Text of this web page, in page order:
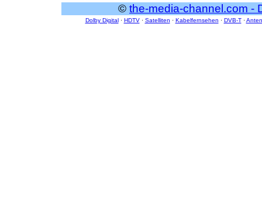
© the-media-channel.com -
Dolby Digital· HDTV· Satelliten · Kabelfernsehen · DVB-T·